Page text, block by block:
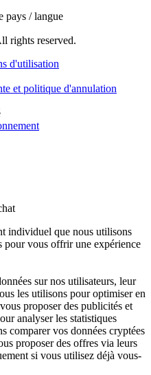
pays / langue
rights reserved.
d'utilisation
et politique d'annulation
individuel que nous utilisons
pour vous offrir une expérience
sur nos utilisateurs, leur
les utilisons pour optimiser en
proposer des publicités et
analyser les statistiques
comparer vos données cryptées
proposer des offres via leurs
si vous utilisez déjà vous-